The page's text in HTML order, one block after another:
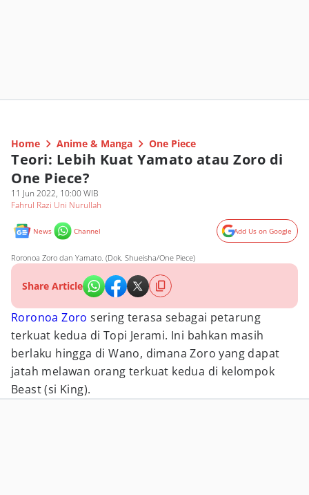
Home Anime & Manga One Piece
Teori: Lebih Kuat Yamato atau Zoro di
One Piece?
11 Jun 2022, 10:00 WIB
Fahrul Razi Uni Nurullah
News Channel Add Us on Google
Roronoa Zoro dan Yamato. (Dok. Shueisha/One Piece)
Share Article
Roronoa Zoro sering terasa sebagai petarung
terkuat kedua di Topi Jerami. Ini bahkan masih
berlaku hingga di Wano, dimana Zoro yang dapat
jatah melawan orang terkuat kedua di kelompok
Beast (si King).